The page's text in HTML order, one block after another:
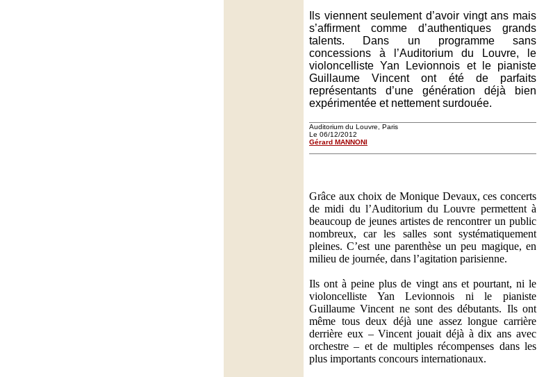
Ils viennent seulement d’avoir vingt ans mais
s’affirment comme d’authentiques grands
talents. Dans un programme sans
concessions à l’Auditorium du Louvre, le
violoncelliste Yan Levionnois et le pianiste
Guillaume Vincent ont été de parfaits
représentants d’une génération déjà bien
expérimentée et nettement surdouée.
Auditorium du Louvre, Paris
Le 06/12/2012
Gérard MANNONI
Grâce aux choix de Monique Devaux, ces concerts
de midi du l’Auditorium du Louvre permettent à
beaucoup de jeunes artistes de rencontrer un public
nombreux, car les salles sont systématiquement
pleines. C’est une parenthèse un peu magique, en
milieu de journée, dans l’agitation parisienne.
Ils ont à peine plus de vingt ans et pourtant, ni le
violoncelliste Yan Levionnois ni le pianiste
Guillaume Vincent ne sont des débutants. Ils ont
même tous deux déjà une assez longue carrière
derrière eux – Vincent jouait déjà à dix ans avec
orchestre – et de multiples récompenses dans les
plus importants concours internationaux.